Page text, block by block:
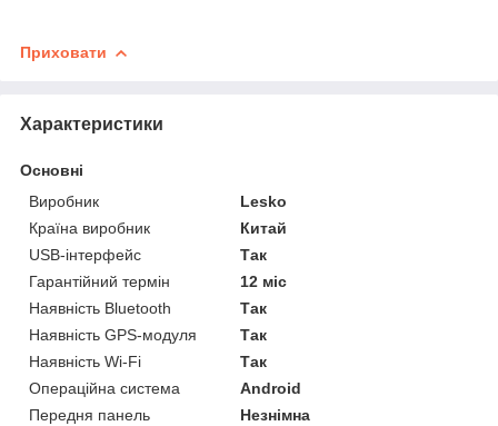
Приховати
Характеристики
Основні
Виробник
Lesko
Країна виробник
Китай
USB-інтерфейс
Так
Гарантійний термін
12 міс
Наявність Bluetooth
Так
Наявність GPS-модуля
Так
Наявність Wi-Fi
Так
Операційна система
Android
Передня панель
Незнімна